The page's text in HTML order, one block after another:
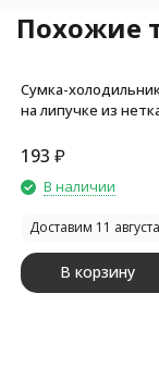
Похожие
Сумка-
на липучке из
зеленый
193 ₽
В наличии
Доставим 11 августа
В корзину